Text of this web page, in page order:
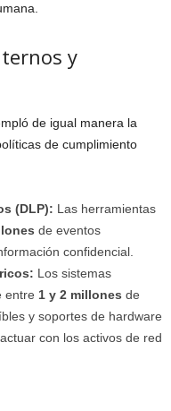
y
de igual manera la
de cumplimiento
(DLP): Las herramientas
de eventos
confidencial.
Los sistemas
entre 1 y 2 millones de
y soportes de hardware
con los activos de red